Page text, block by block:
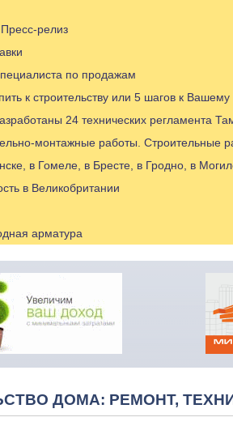
релиз
по продажам
к строительству или 5 шагов к
24 технических регламента
монтажные работы. Строительные
в Гомеле, в Бресте, в Гродно, в
в Великобритании
арматура
ДОМА: РЕМОНТ,